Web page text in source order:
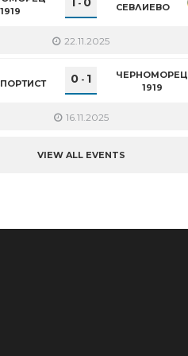
1919
- СЕВЛИЕВО
22.11.2025
0 - 1
ЧЕРНОМОРЕЦ
1919
16.11.2025
VIEW ALL EVENTS